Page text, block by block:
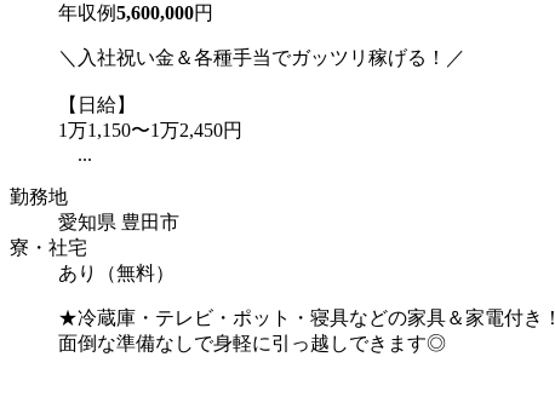
年収例5,600,000円
＼入社祝い金＆各種手当でガッツリ稼げる！／
【日給】
1万1,150〜1万2,450円
...
勤務地
愛知県 豊田市
寮・社宅
あり（無料）
★冷蔵庫・テレビ・ポット・寝具などの家具＆家電付き！
面倒な準備なしで身軽に引っ越しできます◎